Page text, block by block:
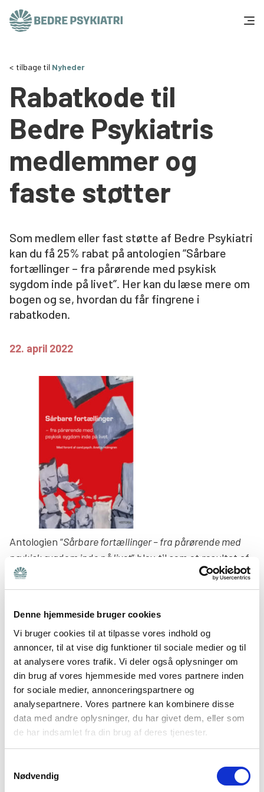
Denne hjemmeside bruger cookies
Vi bruger cookies til at tilpasse vores indhold og
annoncer, til at vise dig funktioner til sociale medier og til
at analysere vores trafik. Vi deler også oplysninger om
din brug af vores hjemmeside med vores partnere inden
for sociale medier, annonceringspartnere og
analysepartnere. Vores partnere kan kombinere disse
data med andre oplysninger, du har givet dem, eller som
de har indsamlet fra din brug af deres tjenester.
Nødvendig
Tal og fakta
Om os
Vær med
Presse og politik
Søg
tilbage til Nyheder
Rabatkode til
Bedre Psykiatris
medlemmer og
faste støtter
Som medlem eller fast støtte af Bedre Psykiatri
kan du få 25% rabat på antologien “Sårbare
fortællinger – fra pårørende med psykisk
sygdom inde på livet”. Her kan du læse mere om
bogen og se, hvordan du får fingrene i
rabatkoden.
22. april 2022
Antologien “Sårbare fortællinger – fra pårørende med
psykisk sygdom inde på livet” blev til som et resultat af
et skriveværksted for pårørende. Det var Bedre
Psykiatri Odense, der arrangerede skriveværkstedet,
ønskede at styrke deres skriftlige formidlingsevner og
skabe et frirum, hvor der var mulighed for at udveksle
erfaringer med andre.
Antologien bygger på stærke og personlige
fortællinger, der går lige i hjertet og italesætter de
udfordringer, glæder og sorger, der er forbundet med
at være pårørende til et menneske med en psykisk
sygdom.
Normalprisen er 179,95 kr., men som medlem eller fast